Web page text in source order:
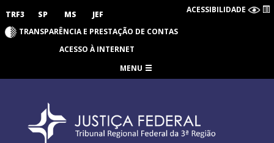
TRF3 SP MS JEF ACESSIBILIDADE
TRANSPARÊNCIA E PRESTAÇÃO DE CONTAS
ACESSO À INTERNET
MENU